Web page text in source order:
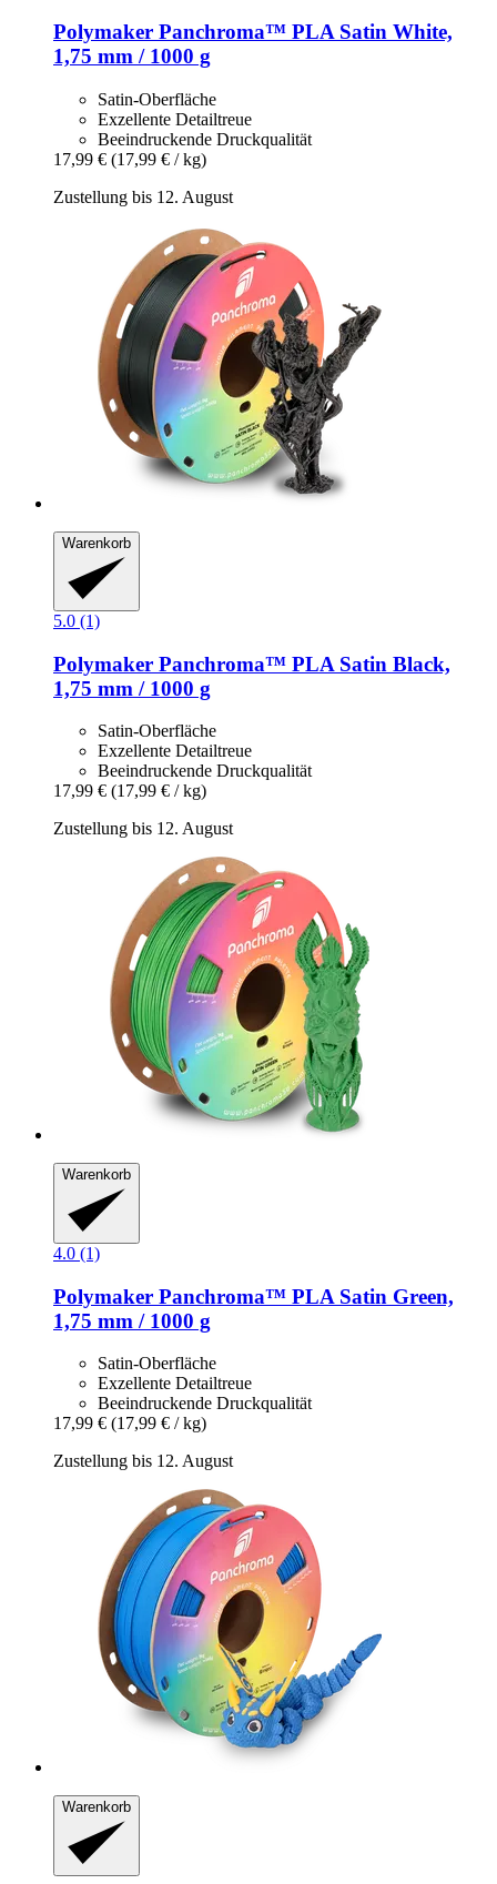
Polymaker Panchroma™ PLA Satin White,
1,75 mm / 1000 g
Satin-Oberfläche
Exzellente Detailtreue
Beeindruckende Druckqualität
17,99 € (17,99 € / kg)
Zustellung bis 12. August
Warenkorb
5.0 (1)
Polymaker Panchroma™ PLA Satin Black,
1,75 mm / 1000 g
Satin-Oberfläche
Exzellente Detailtreue
Beeindruckende Druckqualität
17,99 € (17,99 € / kg)
Zustellung bis 12. August
Warenkorb
4.0 (1)
Polymaker Panchroma™ PLA Satin Green,
1,75 mm / 1000 g
Satin-Oberfläche
Exzellente Detailtreue
Beeindruckende Druckqualität
17,99 € (17,99 € / kg)
Zustellung bis 12. August
Warenkorb